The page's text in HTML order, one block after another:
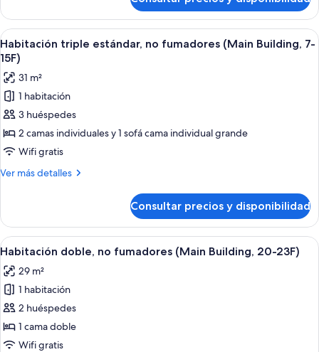
fumadores
(Main
Building,
7-
15F)
con
camas
individuales,
fumadores
(Main
Building,
7-
15F)
Abrir
todas
las
fotos
de
Habitación
triple
estándar,
no
Building,
7-
15F)
Habitación de hotel con dos camas,
2
Habitación triple estándar, no fumadores (Main Building, 7-
15F)
31 m²
1 habitación
3 huéspedes
2 camas individuales y 1 sofá cama individual grande
Wifi gratis
Ver más detalles
Más
triple
estándar,
no
(Main
Building,
7-
15F)
Consultar precios y disponibilidad
Abrir
todas
las
fotos
de
Habitación
doble,
Una habitación de hotel con una
6
Habitación doble, no fumadores (Main Building, 20-23F)
29 m²
1 habitación
2 huéspedes
1 cama doble
Wifi gratis